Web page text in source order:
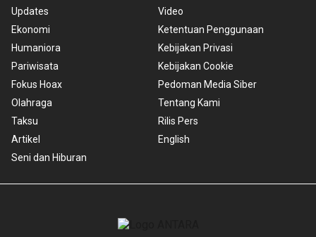
Updates
Ekonomi
Humaniora
Pariwisata
Fokus Hoax
Olahraga
Taksu
Artikel
Seni dan Hiburan
Video
Ketentuan Penggunaan
Kebijakan Privasi
Kebijakan Cookie
Pedoman Media Siber
Tentang Kami
Rilis Pers
English